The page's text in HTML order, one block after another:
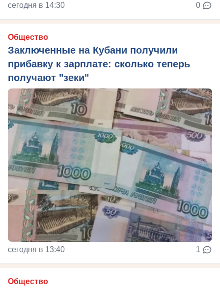
сегодня в 14:30 0
Общество
Заключенные на Кубани получили
прибавку к зарплате: сколько теперь
получают "зеки"
сегодня в 13:40 1
Общество